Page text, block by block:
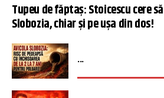
Tupeu de făptaș: Stoicescu cere
Slobozia, chiar și pe ușa din dos!
...